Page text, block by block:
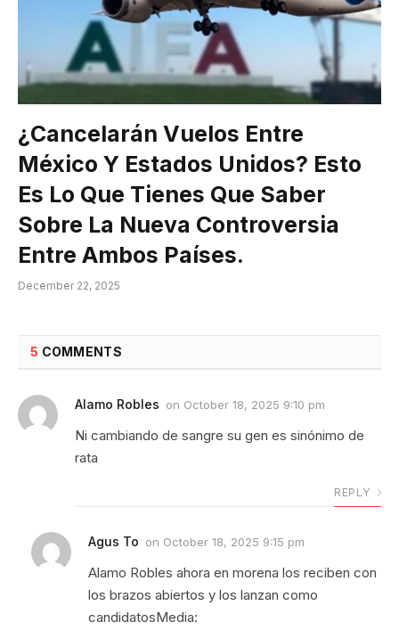
¿Cancelarán Vuelos Entre
México Y Estados Unidos? Esto
Es Lo Que Tienes Que Saber
Sobre La Nueva Controversia
Entre Ambos Países.
December 22, 2025
5 COMMENTS
Alamo Robles on October 18, 2025 9:10 pm
Ni cambiando de sangre su gen es sinónimo de
rata
REPLY
Agus To on October 18, 2025 9:15 pm
Alamo Robles ahora en morena los reciben con
los brazos abiertos y los lanzan como
candidatosMedia: